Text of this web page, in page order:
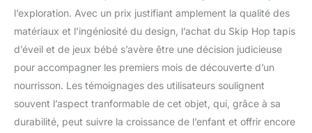
l’exploration. Avec un prix justifiant amplement la qualité des
matériaux et l’ingéniosité du design, l’achat du Skip Hop tapis
d’éveil et de jeux bébé s’avère être une décision judicieuse
pour accompagner les premiers mois de découverte d’un
nourrisson. Les témoignages des utilisateurs soulignent
souvent l’aspect tranformable de cet objet, qui, grâce à sa
durabilité, peut suivre la croissance de l’enfant et offrir encore